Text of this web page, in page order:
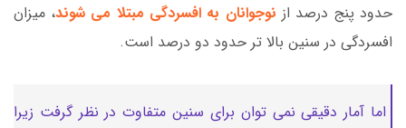
حدود پنج درصد از نوجوانان به افسردگی مبتلا می شوند، میزان
افسردگی در سنین بالا تر حدود دو درصد است.
اما آمار دقیقی نمی توان برای سنین متفاوت در نظر گرفت زیرا